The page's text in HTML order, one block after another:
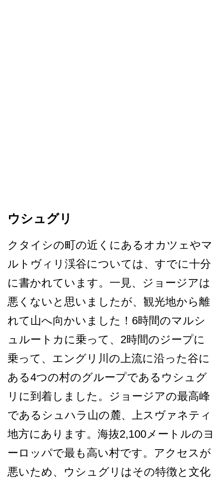
ウシュグリ
クタイシの町の近くにあるオ­カツェやマ
ルトヴィリ渓谷については、すでに十分
に­書かれています。一見、ジョージアは
悪くないと思い­ましたが、観光地から離
れて山へ向かいました！6時­間のマルシ
ュルートカに乗って、2時間のジープに
乗­って、エングリ川の上流に沿った谷に
ある4つの村の­グループであるウシュグ
リに到着しました。ジョージ­アの最高峰
であるシュハラ山の麓、上スヴァネティ
地­方にあります。海抜2,100メートルのヨ
ーロッパ­で最も高い村です。アクセスが
悪いため、ウシュグリ­はその特徴と文化